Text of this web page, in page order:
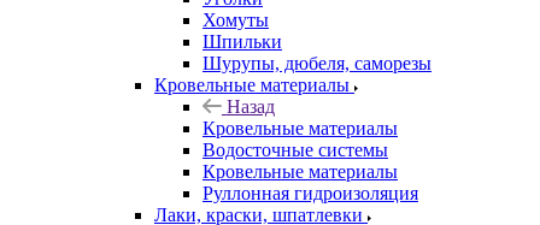
Хомуты
Шпильки
Шурупы, дюбеля, саморезы
Кровельные материалы
Назад
Кровельные материалы
Водосточные системы
Кровельные материалы
Руллонная гидроизоляция
Лаки, краски, шпатлевки